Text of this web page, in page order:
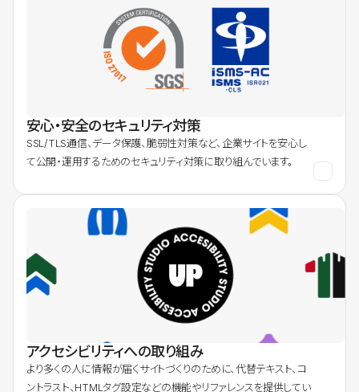
安心・安全のセキュリティ対策
SSL/TLS通信、データ保護、脆弱性対策など、企業サイトを安心し
て公開・運用するためのセキュリティ対策に取り組んでいます。
アクセシビリティへの取り組み
より多くの人に情報が届くサイトづくりのために、代替テキスト、コ
ントラスト、HTMLタグ設定などの機能やリファレンスを提供してい